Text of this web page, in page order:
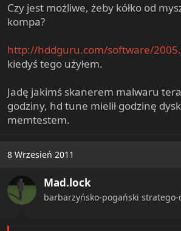
Czy jest możliwe, żeby kółko od
kompa?
http://hddguru.com/software/
kiedyś tego użyłem.
Jadę jakimś skanerem malwaru
godziny, hd tune mielił godzinę
memtestem.
8 Wrzesień 2011
Mad.lock
barbarzyńsko-pogański